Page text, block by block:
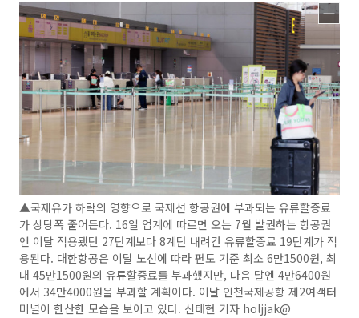
▲국제유가 하락의 영향으로 국제선 항공권에 부과되는 유류할증료
가 상당폭 줄어든다. 16일 업계에 따르면 오는 7월 발권하는 항공권
엔 이달 적용됐던 27단계보다 8계단 내려간 유류할증료 19단계가 적
용된다. 대한항공은 이달 노선에 따라 편도 기준 최소 6만1500원, 최
대 45만1500원의 유류할증료를 부과했지만, 다음 달엔 4만6400원
에서 34만4000원을 부과할 계획이다. 이날 인천국제공항 제2여객터
미널이 한산한 모습을 보이고 있다. 신태현 기자 holjjak@